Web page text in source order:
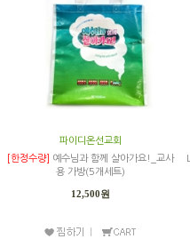
파이디온선교회
[한정수량]
예수님과 함께 살아가요!_교사
용 가방(5개세트)
12,500원